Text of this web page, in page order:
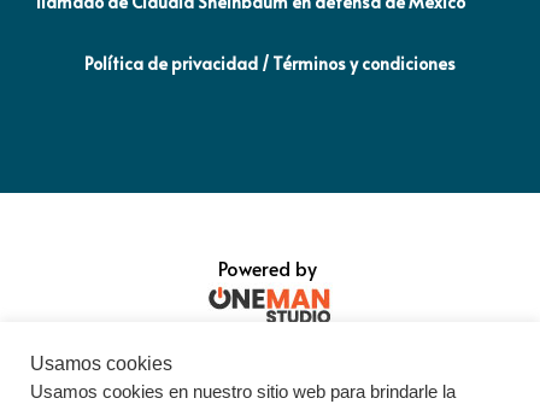
Política de privacidad / Términos y condiciones
Powered by
Usamos cookies
Usamos cookies en nuestro sitio web para brindarle la